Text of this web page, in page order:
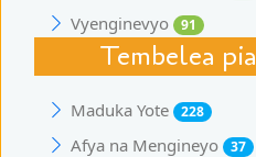
Vyenginevyo 91
Tembelea pia
Maduka Yote 228
Afya na Mengineyo 37